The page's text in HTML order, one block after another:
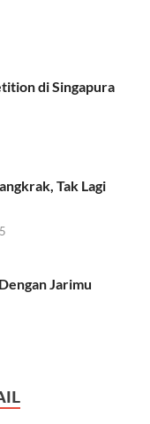
di Singapura
Tak Lagi
Jarimu